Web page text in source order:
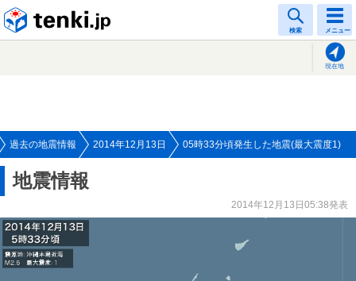
検索 メニュー
現在地
過去の地震情報 2014年12月13日 05時33分頃発生した地震(最大震度1)
地震情報
2014年12月13日05:38発表